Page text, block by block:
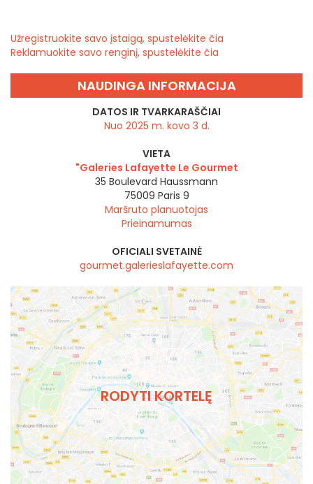
Užregistruokite savo įstaigą, spustelėkite čia
Reklamuokite savo renginį, spustelėkite čia
NAUDINGA INFORMACIJA
DATOS IR TVARKARAŠČIAI
Nuo 2025 m. kovo 3 d.
VIETA
"Galeries Lafayette Le Gourmet
35 Boulevard Haussmann
75009 Paris 9
Maršruto planuotojas
Prieinamumas
OFICIALI SVETAINĖ
gourmet.galerieslafayette.com
RODYTI KORTELĘ